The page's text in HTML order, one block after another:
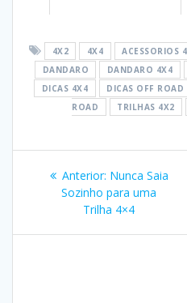
4X2 4X4 ACESSORIOS
DANDARO
DANDARO 4X4
DICAS 4X4
DICAS OFF ROAD
ROAD
TRILHAS 4X2
Navegação
Post
Anterior: Post
anterior:
Nunca Saia
Sozinho para uma
Trilha 4×4